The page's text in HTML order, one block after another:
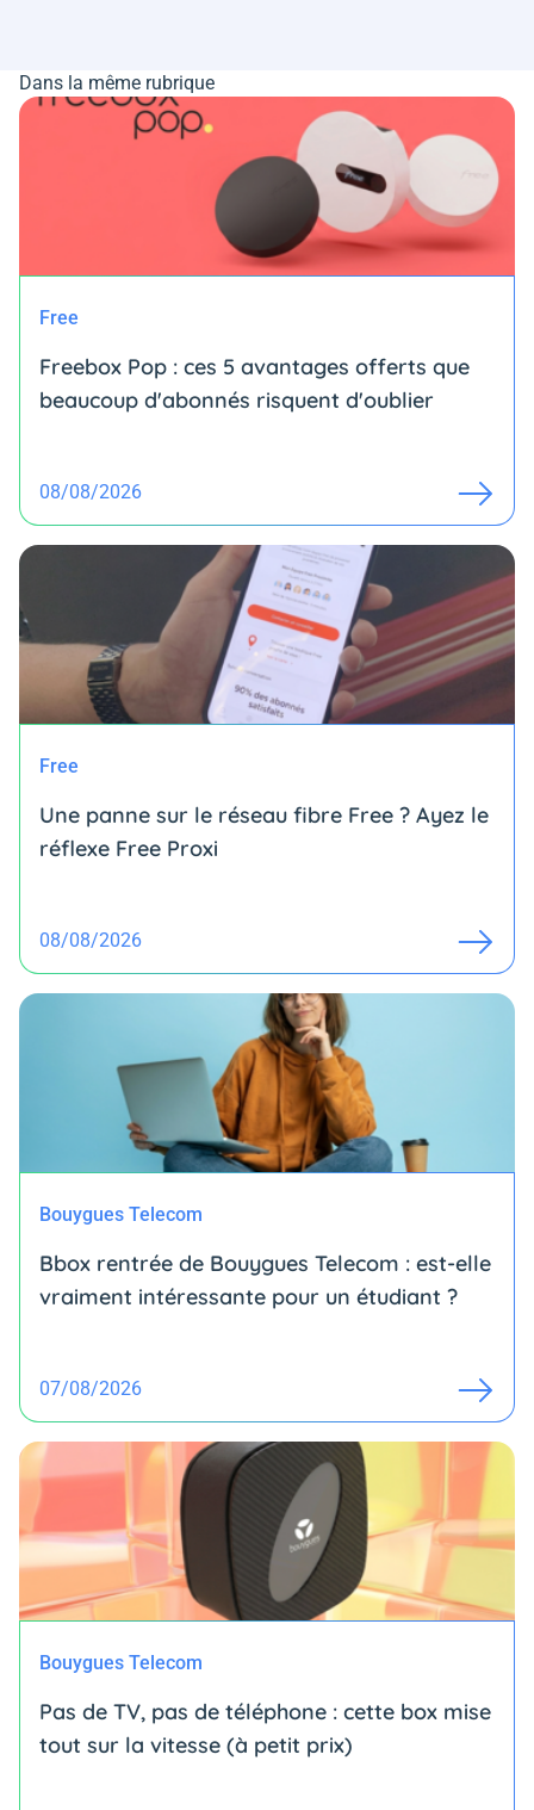
Dans la même rubrique
Free
Freebox Pop : ces 5 avantages offerts que
beaucoup d'abonnés risquent d'oublier
08/08/2026
Free
Une panne sur le réseau fibre Free ? Ayez le
réflexe Free Proxi
08/08/2026
Bouygues Telecom
Bbox rentrée de Bouygues Telecom : est-elle
vraiment intéressante pour un étudiant ?
07/08/2026
Bouygues Telecom
Pas de TV, pas de téléphone : cette box mise
tout sur la vitesse (à petit prix)